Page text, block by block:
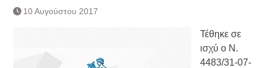
10 Αυγούστου 2017
Τέθηκε σε
ισχύ ο Ν.
4483/31-07-